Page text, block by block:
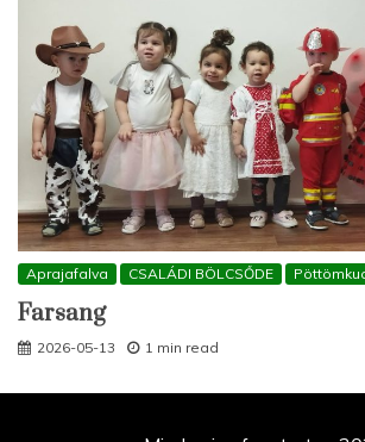
Aprajafalva CSALÁDI BÖLCSŐDE
Farsang
2026-05-13 1 min read